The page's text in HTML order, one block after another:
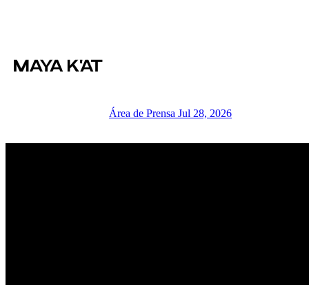
Área de Prensa Jul 28, 2026